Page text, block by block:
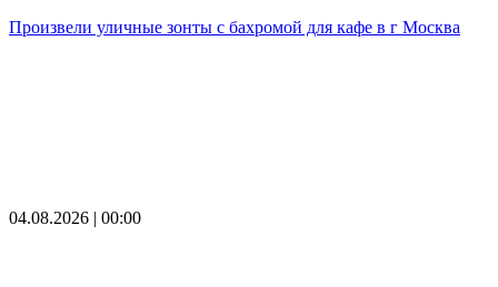
Произвели уличные зонты с бахромой для кафе в г Москва
04.08.2026 | 00:00